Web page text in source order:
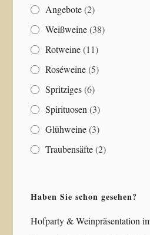
Angebote (2)
Weißweine (38)
Rotweine (11)
Roséweine (5)
Spritziges (6)
Spirituosen (3)
Glühweine (3)
Traubensäfte (2)
Haben Sie schon gesehen?
Hofparty & Weinpräsentation